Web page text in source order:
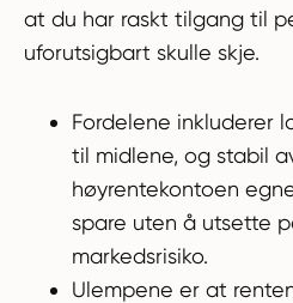
at du har raskt tilgang til
uforutsigbart skulle skje.
Fordelene inkluderer
til midlene, og stabil
høyrentekontoen
spare uten å utsette
markedsrisiko.
Ulempene er at